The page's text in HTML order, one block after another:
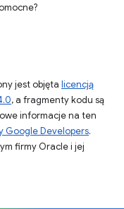
jest objęta licencją
, a fragmenty kodu są
informacje na ten
Google Developers.
firmy Oracle i jej